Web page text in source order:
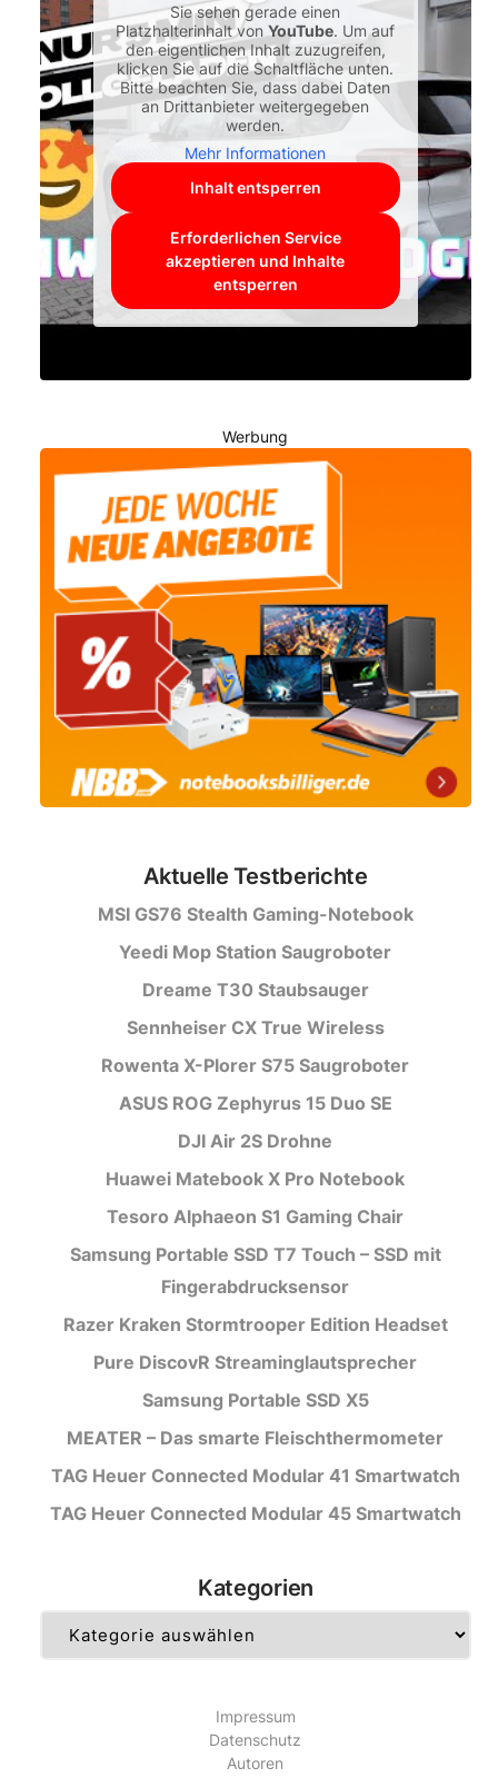
Sie sehen gerade einen
Platzhalterinhalt vonYouTube. Um auf
den eigentlichen Inhalt zuzugreifen,
klicken Sie auf die Schaltfläche unten.
Bitte beachten Sie, dass dabei Daten
an Drittanbieter weitergegeben
werden.
Mehr Informationen
Inhalt entsperren
Erforderlichen Service
akzeptieren und Inhalte
entsperren
Werbung
Aktuelle Testberichte
MSI GS76 Stealth Gaming-Notebook
Yeedi Mop Station Saugroboter
Dreame T30 Staubsauger
Sennheiser CX True Wireless
Rowenta X-Plorer S75 Saugroboter
ASUS ROG Zephyrus 15 Duo SE
DJI Air 2S Drohne
Huawei Matebook X Pro Notebook
Tesoro Alphaeon S1 Gaming Chair
Samsung Portable SSD T7 Touch – SSD mit
Fingerabdrucksensor
Razer Kraken Stormtrooper Edition Headset
Pure DiscovR Streaminglautsprecher
Samsung Portable SSD X5
MEATER – Das smarte Fleischthermometer
TAG Heuer Connected Modular 41 Smartwatch
TAG Heuer Connected Modular 45 Smartwatch
Kategorien
Impressum
Datenschutz
Autoren